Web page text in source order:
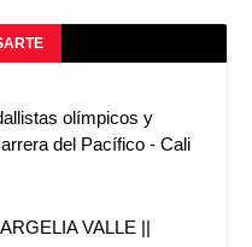
olímpicos y
del Pacífico - Cali
VALLE ||